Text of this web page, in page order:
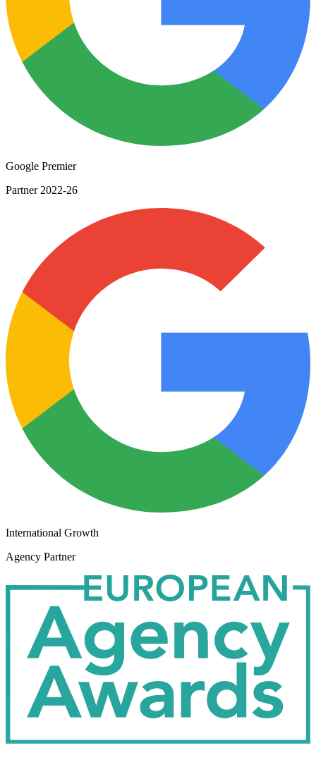
Google Premier
International Growth
Agency Partner